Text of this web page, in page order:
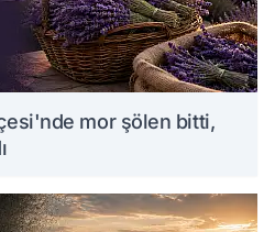
mor şölen bitti,